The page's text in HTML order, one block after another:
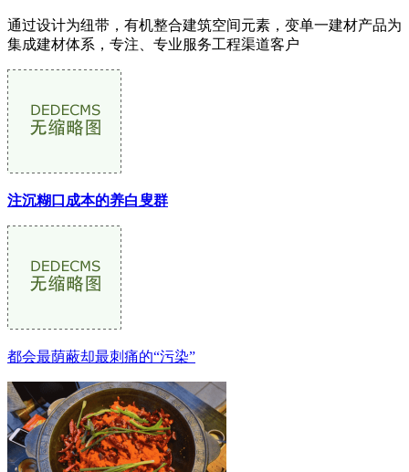
通过设计为纽带，有机整合建筑空间元素，变单一建材产品为
集成建材体系，专注、专业服务工程渠道客户
注沉糊口成本的养白叟群
都会最荫蔽却最刺痛的“污染”